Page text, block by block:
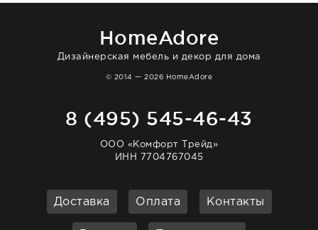
HomeAdore
Дизайнерская мебель и декор для дома
© 2014 — 2026 HomeAdore
8 (495) 545-46-43
ООО «Комфорт Трейд»
ИНН 7704767045
Доставка Оплата Контакты